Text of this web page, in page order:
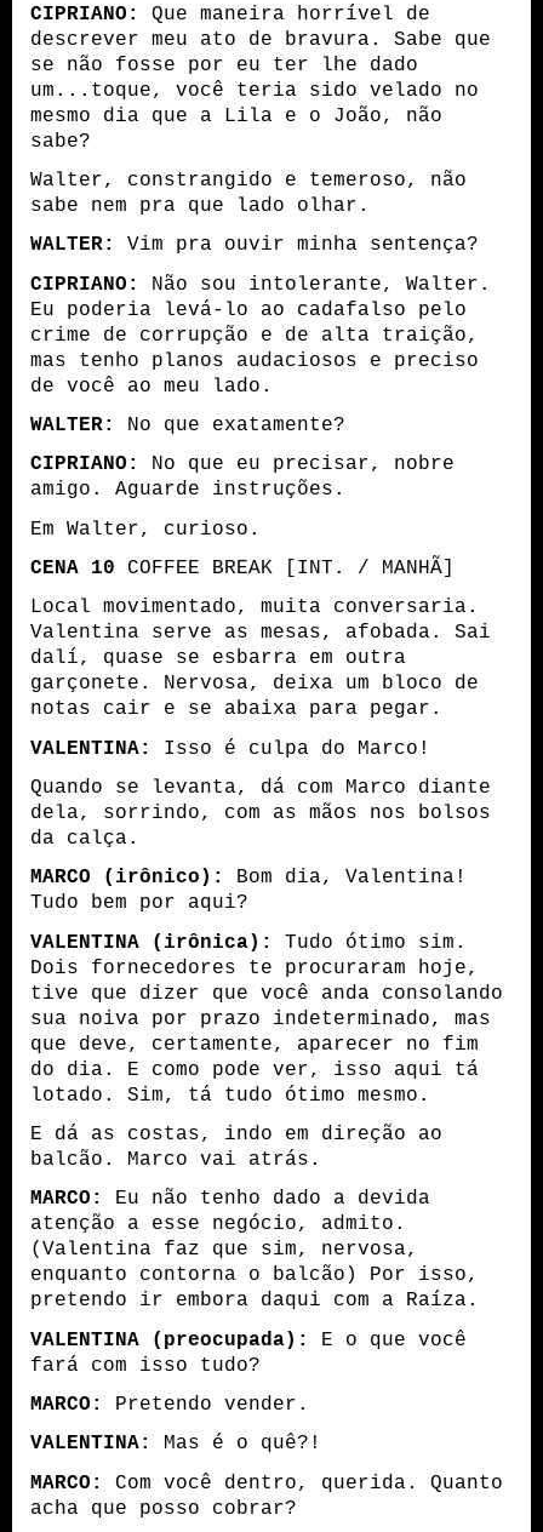
CIPRIANO: Que maneira horrível de
descrever meu ato de bravura. Sabe que
se não fosse por eu ter lhe dado
um...toque, você teria sido velado no
mesmo dia que a Lila e o João, não
sabe?
Walter, constrangido e temeroso, não
sabe nem pra que lado olhar.
WALTER:
Vim pra ouvir minha sentença?
CIPRIANO:
Não sou intolerante, Walter.
Eu poderia levá-lo ao cadafalso pelo
crime de corrupção e de alta traição,
mas tenho planos audaciosos e preciso
de você ao meu lado.
WALTER:
No que exatamente?
CIPRIANO:
No que eu precisar, nobre
amigo. Aguarde instruções.
Em Walter, curioso.
CENA 10 COFFEE BREAK [INT. / MANHÃ]
Local movimentado, muita conversaria.
Valentina serve as mesas, afobada. Sai
dalí, quase se esbarra em outra
garçonete. Nervosa, deixa um bloco de
notas cair e se abaixa para pegar.
VALENTINA: Isso é culpa do Marco!
Quando se levanta, dá com Marco diante
dela, sorrindo, com as mãos nos bolsos
da calça.
MARCO (irônico): Bom dia, Valentina!
Tudo bem por aqui?
VALENTINA (irônica):
Tudo ótimo sim.
Dois fornecedores te procuraram hoje,
tive que dizer que você anda consolando
sua noiva por prazo indeterminado, mas
que deve, certamente, aparecer no fim
do dia. E como pode ver, isso aqui tá
lotado. Sim, tá tudo ótimo mesmo.
E dá as costas, indo em direção ao
balcão. Marco vai atrás.
MARCO: Eu não tenho dado a devida
atenção a esse negócio, admito.
(Valentina faz que sim, nervosa,
enquanto contorna o balcão) Por isso,
pretendo ir embora daqui com a Raíza.
VALENTINA
(preocupada) :
E o que você
fará com isso tudo?
MARCO: Pretendo vender.
VALENTINA: Mas é o quê?!
MARCO:
Com você dentro, querida. Quanto
acha que posso cobrar?